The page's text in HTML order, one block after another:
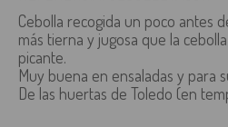
Cebolla recogida un poco antes
más tierna y jugosa que la
picante.
Muy buena en ensaladas y para
De las huertas de Toledo (en